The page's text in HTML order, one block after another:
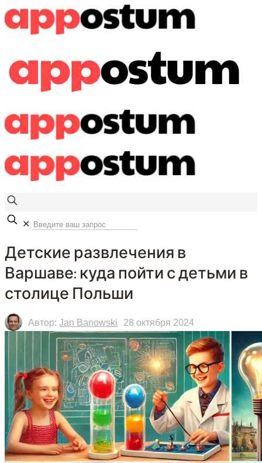
✕
Детские развлечения в
Варшаве: куда пойти с детьми в
столице Польши
Автор: Jan Banowski 28 октября 2024